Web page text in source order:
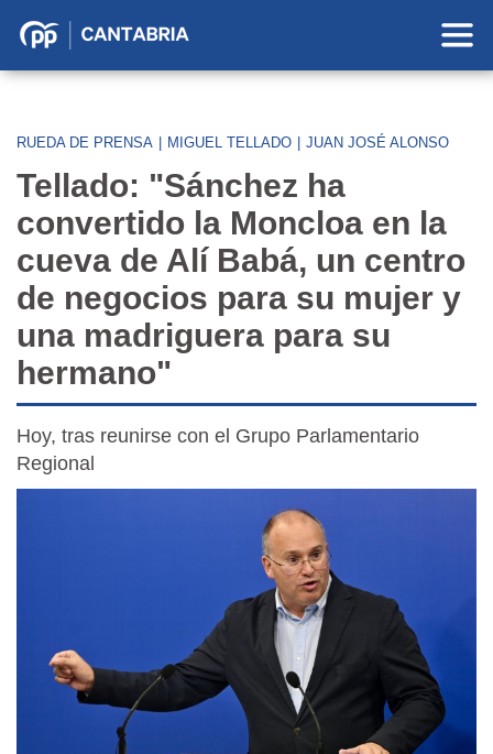
Partido
Cantabria
RUEDA DE PRENSA MIGUEL TELLADO JUAN JOSÉ ALONSO
Tellado: "Sánchez ha
convertido la Moncloa en la
cueva de Alí Babá, un centro
de negocios para su mujer y
una madriguera para su
hermano"
Hoy, tras reunirse con el Grupo Parlamentario
Regional